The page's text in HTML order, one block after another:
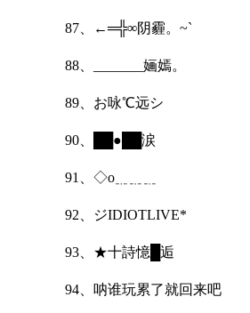
87、←═╬∞阴霾。~`
88、_______婳嫣。
89、お咏℃远シ
90、██●██涙
91、◇o﹎﹎﹎
92、ジIDIOTLIVE*
93、★十詩憶█逅
94、呐谁玩累了就回来吧